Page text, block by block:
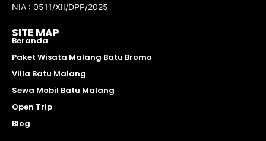
NIA : 0511/XII/DPP/2025
SITE MAP
Beranda
Paket Wisata Malang Batu Bromo
Villa Batu Malang
Sewa Mobil Batu Malang
Open Trip
Blog